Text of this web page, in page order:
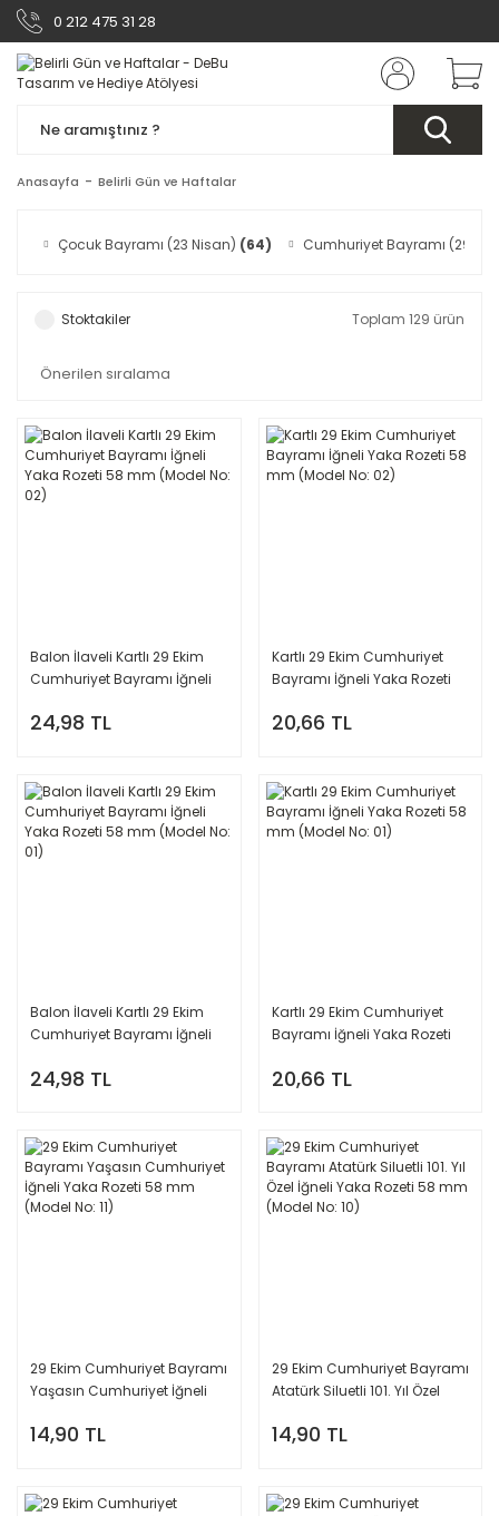
0 212 475 31 28
Anasayfa Belirli Gün ve Haftalar
Çocuk Bayramı (23 Nisan) (64) Cumhuriyet Bayramı (29
Stoktakiler Toplam 129 ürün
Balon İlaveli Kartlı 29 Ekim
Cumhuriyet Bayramı İğneli
No: 02)
24,98 TL
Kartlı 29 Ekim Cumhuriyet
Bayramı İğneli Yaka Rozeti
20,66 TL
Balon İlaveli Kartlı 29 Ekim
Cumhuriyet Bayramı İğneli
No: 01)
24,98 TL
Kartlı 29 Ekim Cumhuriyet
Bayramı İğneli Yaka Rozeti
20,66 TL
29 Ekim Cumhuriyet Bayramı
Yaşasın Cumhuriyet İğneli
No: 11)
14,90 TL
29 Ekim Cumhuriyet Bayramı
Atatürk Siluetli 101. Yıl Özel
(Model No: 10)
14,90 TL